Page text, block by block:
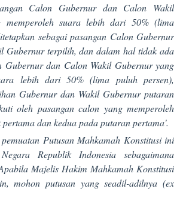
Calon Gubernur dan Calon Wakil
memperoleh suara lebih dari 50% (lima
sebagai pasangan Calon Gubernur
Gubernur terpilih, dan dalam hal tidak ada
Gubernur dan Calon Wakil Gubernur yang
lebih dari 50% (lima puluh persen),
Gubernur dan Wakil Gubernur putaran
oleh pasangan calon yang memperoleh
dan kedua pada putaran pertama'.
Putusan Mahkamah Konstitusi ini
Republik Indonesia sebagaimana
Majelis Hakim Mahkamah Konstitusi
mohon putusan yang seadil-adilnya (ex